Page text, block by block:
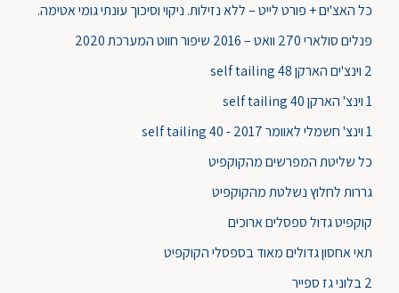
כל האצ'ים + פורט לייט – ללא נזילות. ניקוי וסיכוך עונתי גומי אטימה.
פנלים סולארי 270 וואט – 2016 שיפור חווט המערכת 2020
2 וינצ'ים הארקן self tailing 48
1 וינצ' הארקן self tailing 40
1 וינצ' חשמלי לאוומר self tailing 40 - 2017
כל שליטת המפרשים מהקוקפיט
גררות לחלוץ נשלטת מהקוקפיט
קוקפיט גדול ספסלים ארוכים
תאי אחסון גדולים מאוד בספסלי הקוקפיט
2 בלוני גז ספייר